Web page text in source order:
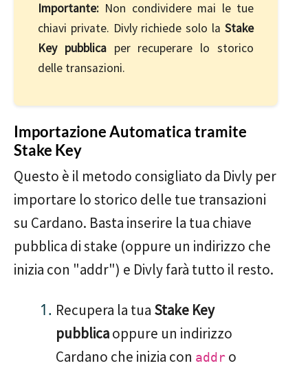
Importante: Non condividere mai le tue
chiavi private. Divly richiede solo la Stake
Key pubblicaper recuperare lo storico
delle transazioni.
Importazione Automatica tramite
Stake Key
Questo è il metodo consigliato da Divly per
importare lo storico delle tue transazioni
su Cardano. Basta inserire la tua chiave
pubblica di stake (oppure un indirizzo che
inizia con "addr") e Divly farà tutto il resto.
Recupera la tua Stake Key
pubblicaoppure un indirizzo
Cardano che inizia con addr o